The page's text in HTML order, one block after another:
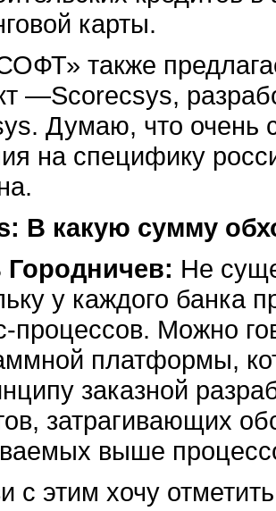
карты.
также
—Scorecsys,
Думаю, что очень
на специфику
В какую сумму
Городничев: Не
у каждого банка
процессов. Можно
платформы,
заказной
затрагивающих
выше
с этим хочу